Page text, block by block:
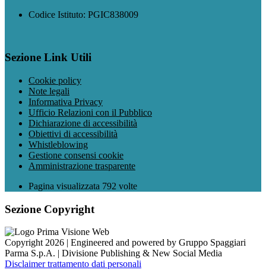
Codice Istituto: PGIC838009
Sezione Link Utili
Cookie policy
Note legali
Informativa Privacy
Ufficio Relazioni con il Pubblico
Dichiarazione di accessibilità
Obiettivi di accessibilità
Whistleblowing
Gestione consensi cookie
Amministrazione trasparente
Pagina visualizzata 792 volte
Sezione Copyright
Copyright 2026 | Engineered and powered by Gruppo Spaggiari
Parma S.p.A. | Divisione Publishing & New Social Media
Disclaimer trattamento dati personali